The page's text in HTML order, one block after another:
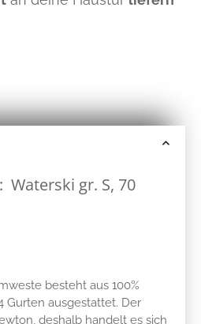
gr. S, 70
besteht aus 100%
Gurten ausgestattet. Der
deshalb handelt es sich